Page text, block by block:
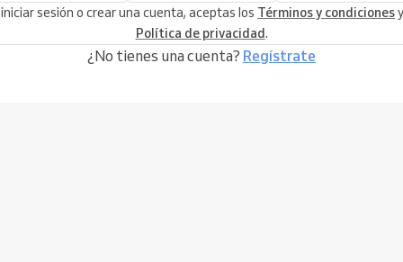
sesión o crear una cuenta, aceptas los Términos y condiciones
Política de privacidad.
¿No tienes una cuenta? Regístrate